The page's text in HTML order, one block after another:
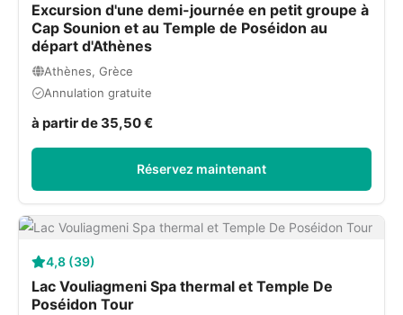
Excursion d'une demi-journée en petit groupe à
Cap Sounion et au Temple de Poséidon au
départ d'Athènes
Athènes, Grèce
Annulation gratuite
à partir de 35,50 €
Réservez maintenant
4,8 (39)
Lac Vouliagmeni Spa thermal et Temple De
Poséidon Tour